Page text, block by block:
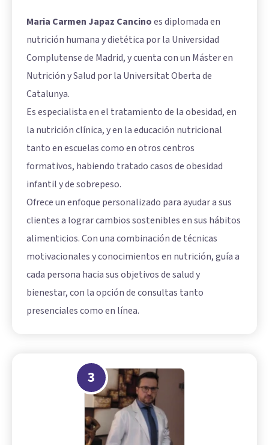
Maria Carmen Japaz Cancinoes diplomada en
nutrición humana y dietética por la Universidad
Complutense de Madrid, y cuenta con un Máster en
Nutrición y Salud por la Universitat Oberta de
Catalunya.
Es especialista en el tratamiento de la obesidad, en
la nutrición clínica, y en la educación nutricional
tanto en escuelas como en otros centros
formativos, habiendo tratado casos de obesidad
infantil y de sobrepeso.
Ofrece un enfoque personalizado para ayudar a sus
clientes a lograr cambios sostenibles en sus hábitos
alimenticios. Con una combinación de técnicas
motivacionales y conocimientos en nutrición, guía a
cada persona hacia sus objetivos de salud y
bienestar, con la opción de consultas tanto
presenciales como en línea.
3